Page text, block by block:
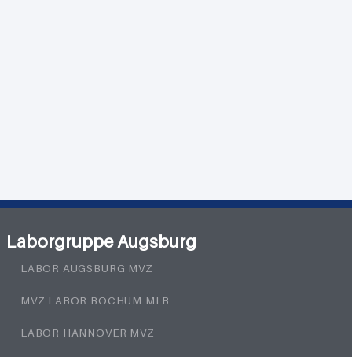
Laborgruppe Augsburg
LABOR AUGSBURG MVZ
MVZ LABOR BOCHUM MLB
LABOR HANNOVER MVZ